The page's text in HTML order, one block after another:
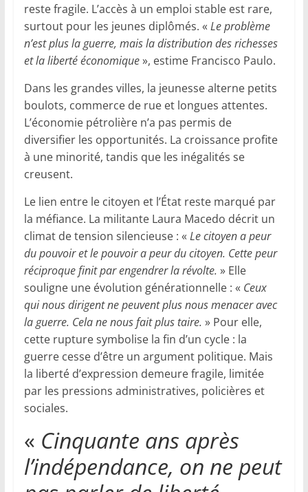
reste fragile. L’accès à un emploi stable est rare,
surtout pour les jeunes diplômés. « Le problème
n’est plus la guerre, mais la distribution des richesses
et la liberté économique», estime Francisco Paulo.
Dans les grandes villes, la jeunesse alterne petits
boulots, commerce de rue et longues attentes.
L’économie pétrolière n’a pas permis de
diversifier les opportunités. La croissance profite
à une minorité, tandis que les inégalités se
creusent.
Le lien entre le citoyen et l’État reste marqué par
la méfiance. La militante Laura Macedo décrit un
climat de tension silencieuse : « Le citoyen a peur
du pouvoir et le pouvoir a peur du citoyen. Cette peur
réciproque finit par engendrer la révolte. » Elle
souligne une évolution générationnelle : « Ceux
qui nous dirigent ne peuvent plus nous menacer avec
la guerre. Cela ne nous fait plus taire. » Pour elle,
cette rupture symbolise la fin d’un cycle : la
guerre cesse d’être un argument politique. Mais
la liberté d’expression demeure fragile, limitée
par les pressions administratives, policières et
sociales.
« Cinquante ans après
l’indépendance, on ne peut